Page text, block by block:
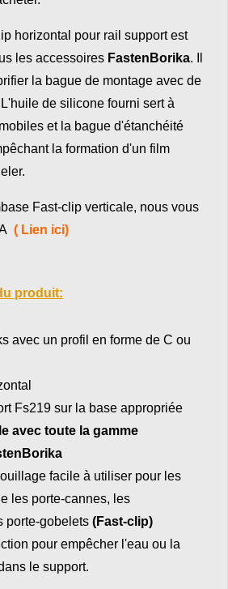
horizontal pour rail support est
les accessoires FastenBorika. Il
la bague de montage avec de
de silicone fourni sert à
et la bague d'étanchéité
la formation d'un film
Fast-clip verticale, nous vous
( Lien ici)
produit:
avec un profil en forme de C ou
Fs219 sur la base appropriée
avec toute la gamme
facile à utiliser pour les
les porte-cannes, les
porte-gobelets (Fast-clip)
pour empêcher l'eau ou la
le support.